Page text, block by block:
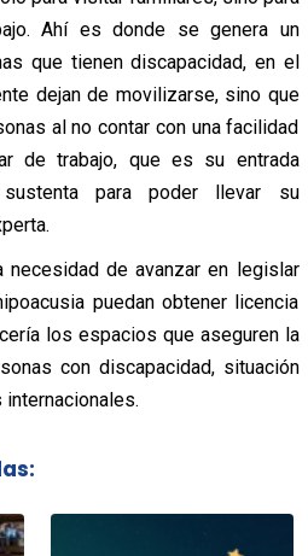
Ahí es donde se genera un
que tienen discapacidad, en el
dejan de movilizarse, sino que
al no contar con una facilidad
de trabajo, que es su entrada
para poder llevar su
necesidad de avanzar en legislar
puedan obtener licencia
los espacios que aseguren la
con discapacidad, situación